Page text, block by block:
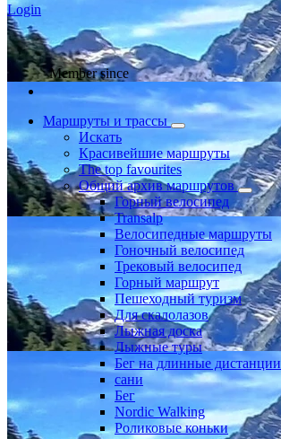
Login
Member since
Маршруты и трассы
Искать
Красивейшие маршруты
The top favourites
Общий архив маршрутов
Горный велосипед
Transalp
Велосипедные маршруты
Гоночный велосипед
Трековый велосипед
Горный маршрут
Пешеходный туризм
Для скалолазов
Лыжная доска
Лыжные туры
Бег на длинные дистанции
сани
Бег
Nordic Walking
Роликовые коньки